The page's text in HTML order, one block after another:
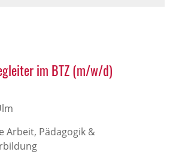
im BTZ (m/w/d)
Arbeit, Pädagogik &